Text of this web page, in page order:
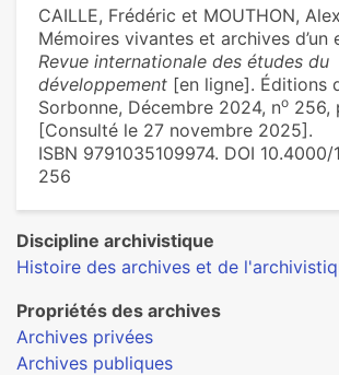
CAILLE, Frédéric et MOUTHON,
Mémoires vivantes et archives d’un
Revue internationale des études du
développement [en ligne]. Éditions
Sorbonne, Décembre 2024, no 256,
[Consulté le 27 novembre 2025].
ISBN 9791035109974. DOI 10.4000/
256
Discipline archivistique
Histoire des archives et de
Propriétés des archives
Archives privées
Archives publiques